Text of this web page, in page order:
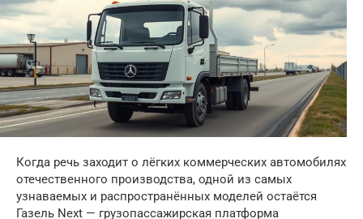
Когда речь заходит о лёгких коммерческих автомобилях
отечественного производства, одной из самых
узнаваемых и распространённых моделей остаётся
Газель Next — грузопассажирская платформа